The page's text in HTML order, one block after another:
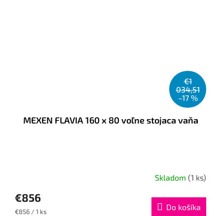
€1
034,51
–17 %
MEXEN FLAVIA 160 x 80 voľne stojaca vaňa
Skladom (1 ks)
€856
Jednotková
€856 / 1 ks Do košíka